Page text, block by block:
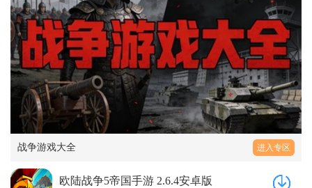
战争游戏大全 进入专区
欧陆战争5帝国手游 2.6.4安卓版